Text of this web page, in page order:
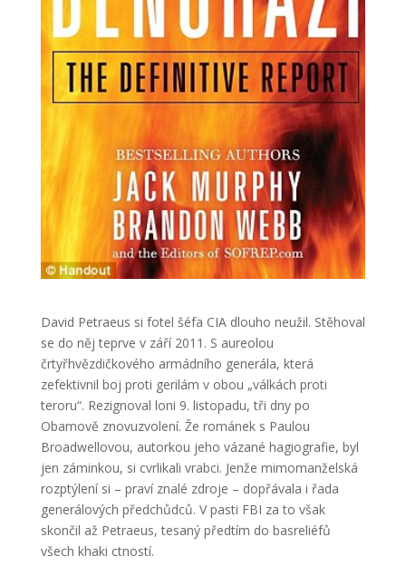
David Petraeus si fotel šéfa CIA dlouho neužil. Stěhoval
se do něj teprve v září 2011. S aureolou
črtyřhvězdičkového armádního generála, která
zefektivnil boj proti gerilám v obou „válkách proti
teroru“. Rezignoval loni 9. listopadu, tři dny po
Obamově znovuzvolení. Že románek s Paulou
Broadwellovou, autorkou jeho vázané hagiografie, byl
jen záminkou, si cvrlikali vrabci. Jenže mimomanželská
rozptýlení si – praví znalé zdroje – dopřávala i řada
generálových předchůdců. V pasti FBI za to však
skončil až Petraeus, tesaný předtím do basreliéfů
všech khaki ctností.